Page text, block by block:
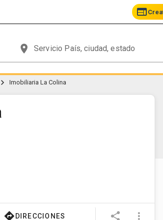
web
place
chevron_right Imobiliaria La Colina
directions DIRECCIONES share more_vert